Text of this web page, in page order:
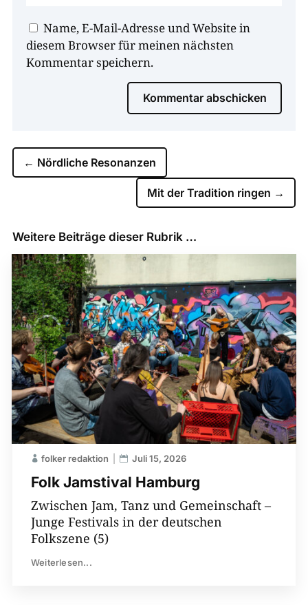
Name, E-Mail-Adresse und Website in
diesem Browser für meinen nächsten
Kommentar speichern.
Kommentar abschicken
← Nördliche Resonanzen
Mit der Tradition ringen →
Weitere Beiträge dieser Rubrik …
Folk Jamstival Hamburg
folker redaktion Juli 15, 2026
Zwischen Jam, Tanz und Gemeinschaft –
Junge Festivals in der deutschen
Folkszene (5)
Weiterlesen...